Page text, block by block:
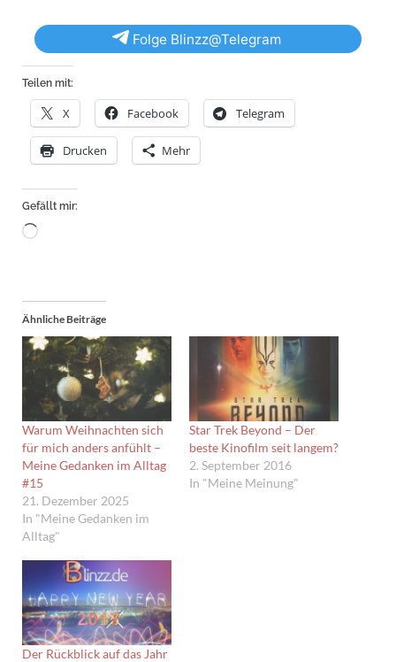
Folge Blinzz@Telegram
Teilen mit:
X Facebook Telegram
Drucken Mehr
Gefällt mir:
Wird
Ähnliche Beiträge
Warum Weihnachten sich
für mich anders anfühlt –
Meine Gedanken im Alltag
#15
21. Dezember 2025
In "Meine Gedanken im
Alltag"
Star Trek Beyond – Der
beste Kinofilm seit langem?
2. September 2016
In "Meine Meinung"
Der Rückblick auf das Jahr